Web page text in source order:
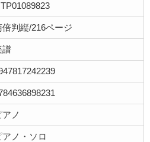
倍判縦/216ページ
譜
アノ
アノ・ソロ